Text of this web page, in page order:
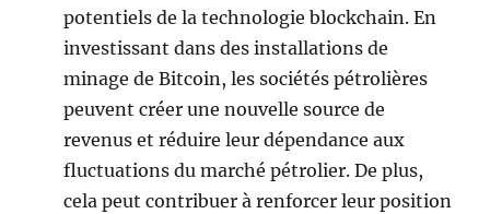
potentiels de la technologie blockchain. En
investissant dans des installations de
minage de Bitcoin, les sociétés pétrolières
peuvent créer une nouvelle source de
revenus et réduire leur dépendance aux
fluctuations du marché pétrolier. De plus,
cela peut contribuer à renforcer leur position